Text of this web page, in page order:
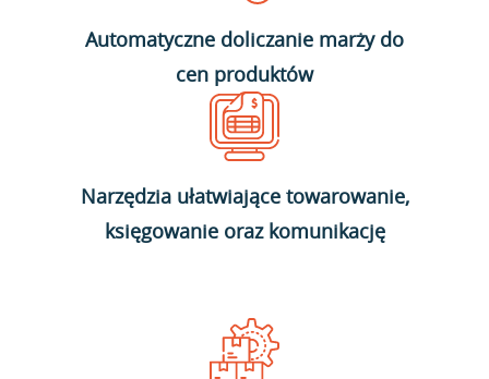
Automatyczne doliczanie marży do
cen produktów
Narzędzia ułatwiające towarowanie,
księgowanie oraz komunikację